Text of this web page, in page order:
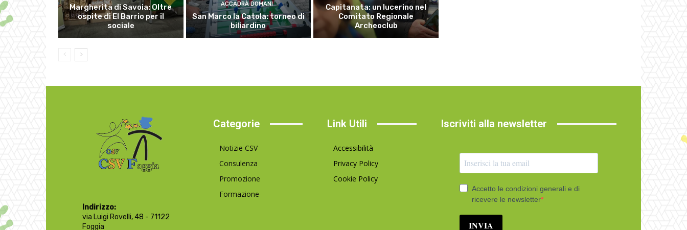
Margherita di Savoia: Oltre
ospite di El Barrio per il
sociale
ACCADRÀ DOMANI
San Marco la Catola: torneo di
biliardino
Capitanata: un lucerino nel
Comitato Regionale
Archeoclub
Indirizzo:
via Luigi Rovelli, 48 - 71122
Foggia
Categorie
Notizie CSV
Consulenza
Promozione
Formazione
Link Utili
Accessibilità
Privacy Policy
Cookie Policy
Iscriviti alla newsletter